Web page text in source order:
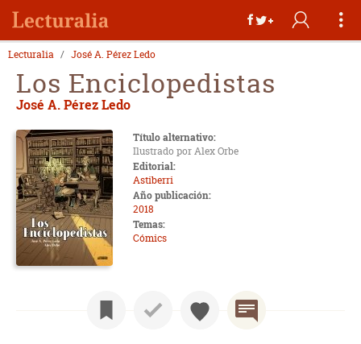
Lecturalia José A. Pérez Ledo
Los Enciclopedistas
José A. Pérez Ledo
Título alternativo:
Ilustrado por Alex Orbe
Editorial:
Astiberri
Año publicación:
2018
Temas:
Cómics